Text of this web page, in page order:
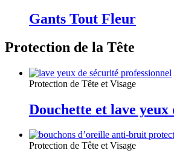
Gants Tout Fleur
Protection de la Tête
Protection de Tête et Visage
Douchette et lave yeux
Protection de Tête et Visage